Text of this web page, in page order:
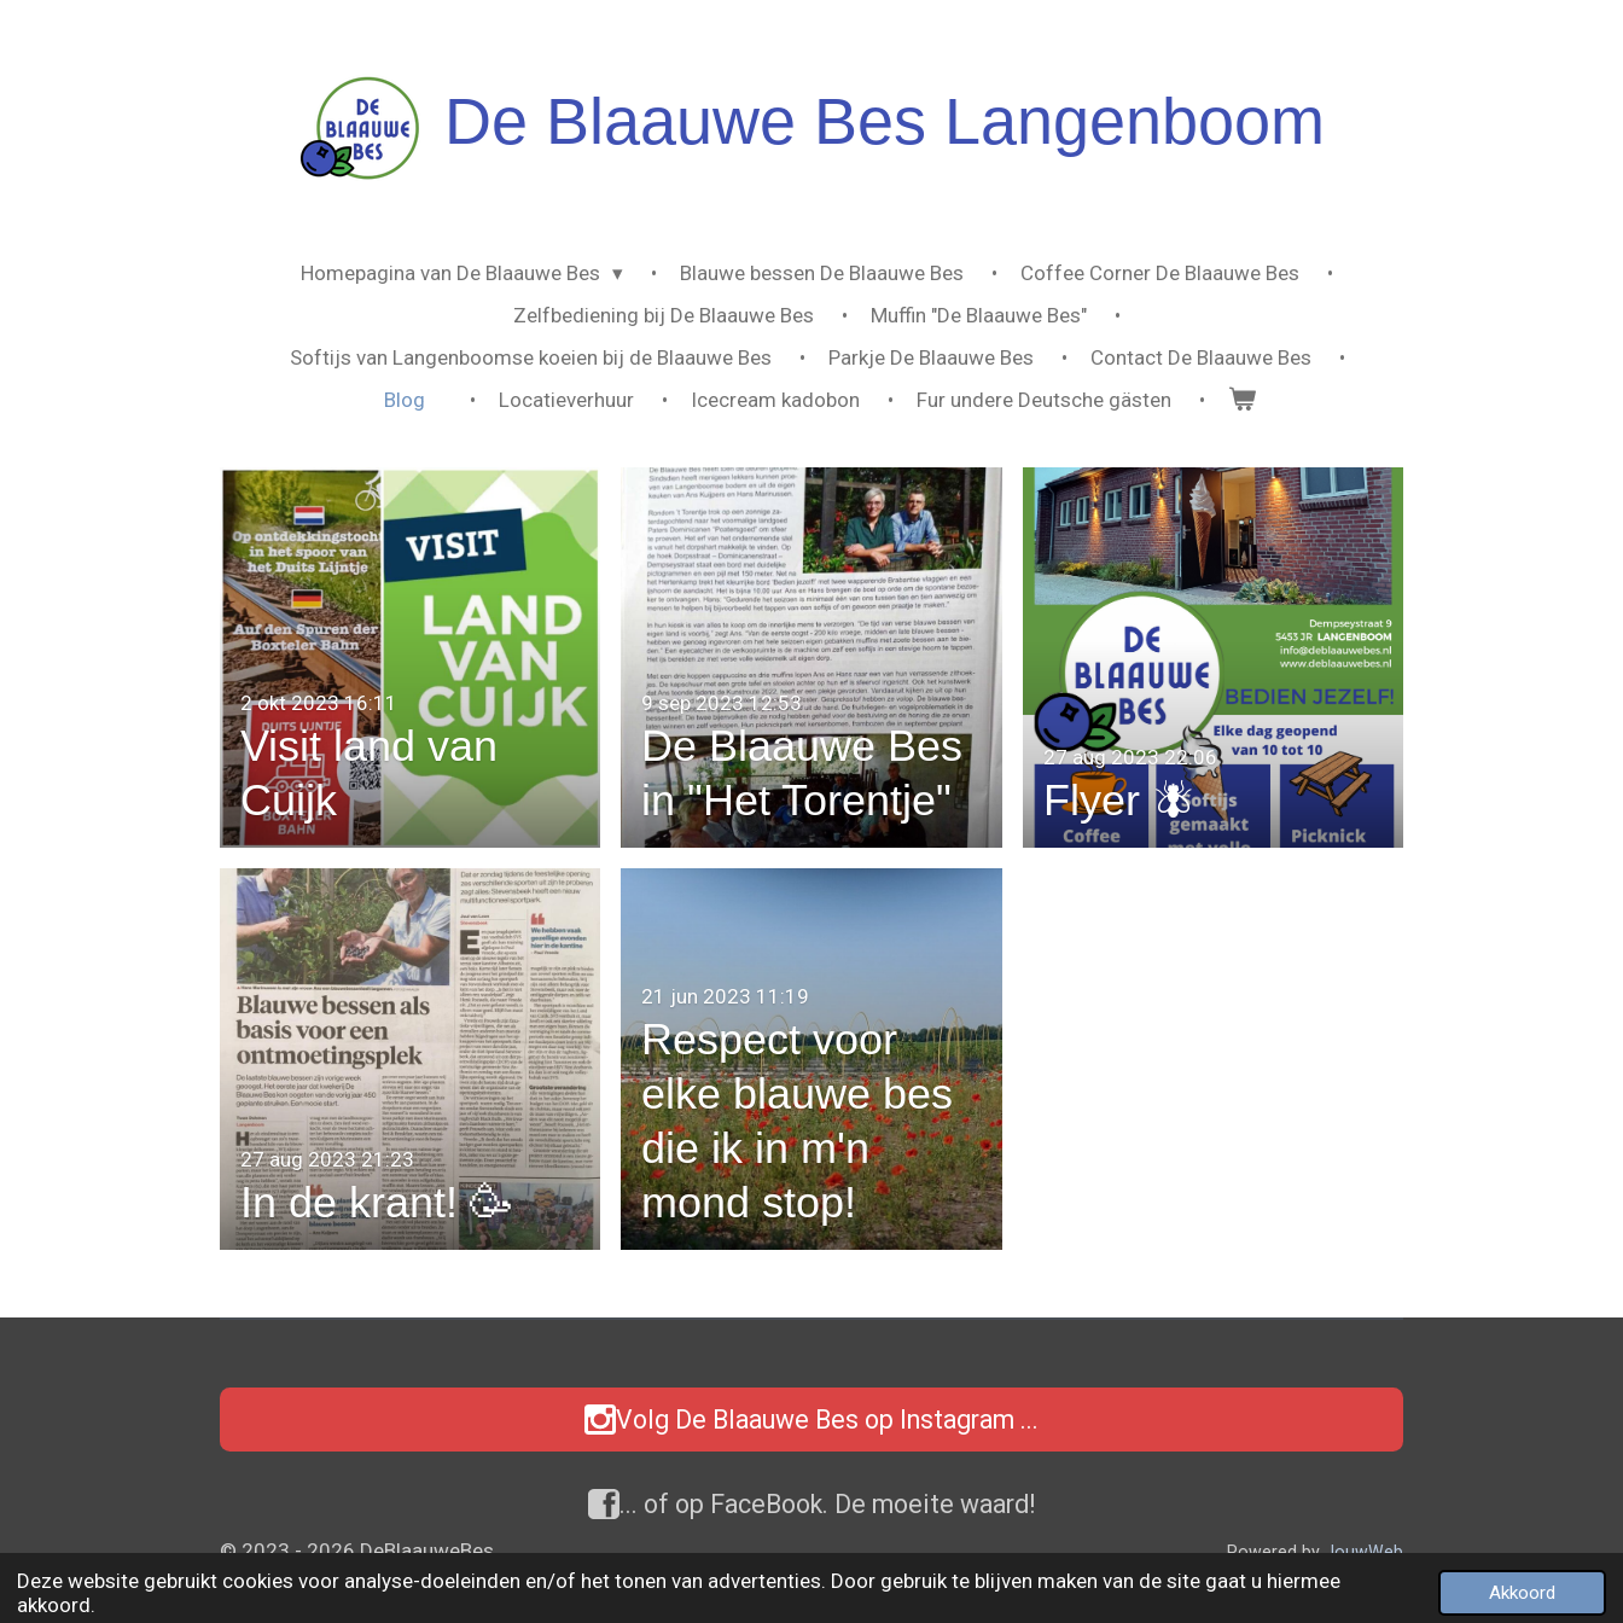
Deze website gebruikt cookies voor analyse-doeleinden en/of het tonen van advertenties. Door gebruik te blijven maken van de site gaat u hiermee
akkoord.
Akkoord
De Blaauwe Bes Langenboom
Homepagina van De Blaauwe Bes Blauwe bessen De Blaauwe Bes
Coffee Corner De Blaauwe Bes
Zelfbediening bij De Blaauwe Bes
Muffin "De Blaauwe Bes"
Softijs van Langenboomse koeien bij de Blaauwe Bes
Parkje De Blaauwe Bes
Contact De Blaauwe Bes
Blog
Locatieverhuur Icecream kadobon Fur undere Deutsche gästen
Visit land van
Cuijk
2 okt 2023 16:11
De Blaauwe Bes
in "Het Torentje"
9 sep 2023 12:53
Flyer 🪰
27 aug 2023 22:06
In de krant! 🥳
27 aug 2023 21:23
Respect voor
elke blauwe bes
die ik in m'n
mond stop!
21 jun 2023 11:19
Volg De Blaauwe Bes op Instagram ...
... of op FaceBook. De moeite waard!
© 2023 - 2026 DeBlaauweBes Powered byJouwWeb